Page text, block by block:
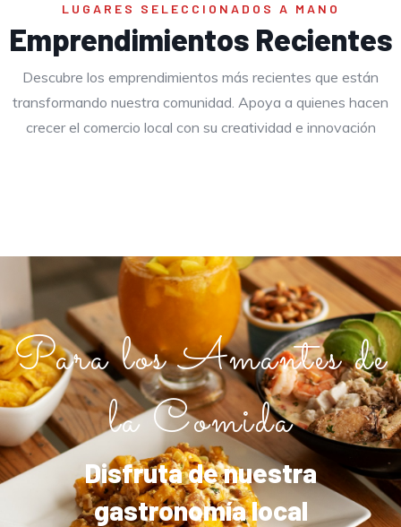
LUGARES SELECCIONADOS A MANO
Emprendimientos Recientes
Descubre los emprendimientos más recientes que están
transformando nuestra comunidad. Apoya a quienes hacen
crecer el comercio local con su creatividad e innovación
Para los Amantes de
la Comida
Disfruta de nuestra
gastronomía local